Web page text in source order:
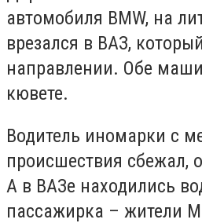
автомобиля BMW, на
врезался в ВАЗ,
направлении. Обе
кювете.
Водитель иномарки с
происшествия сбежал,
А в ВАЗе находились
пассажирка – жители